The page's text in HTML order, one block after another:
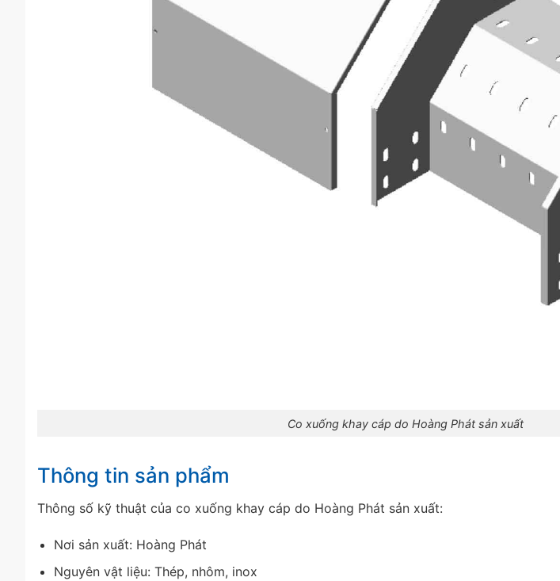
Co xuống khay cáp do Hoàng Phát sản xuất
Thông tin sản phẩm
Thông số kỹ thuật của co xuống khay cáp do Hoàng Phát sản xuất:
Nơi sản xuất: Hoàng Phát
Nguyên vật liệu: Thép, nhôm, inox